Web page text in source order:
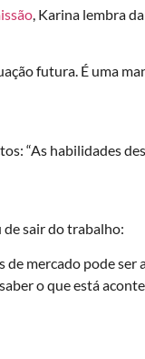
, Karina lembra
futura. É uma
“As habilidades
sair do trabalho:
mercado pode ser
o que está